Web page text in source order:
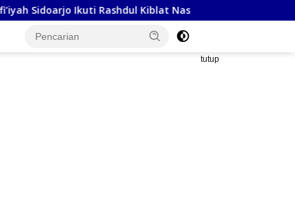
Rashdul Kiblat Nasional, Siapkan Penyesuaian Arah
tutup